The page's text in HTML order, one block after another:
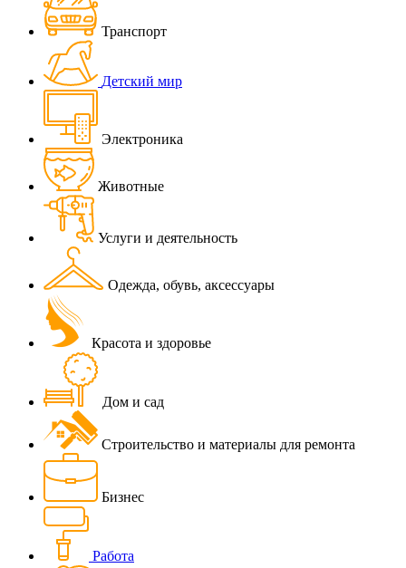
Транспорт
Детский мир
Электроника
Животные
Услуги и деятельность
Одежда, обувь, аксессуары
Красота и здоровье
Дом и сад
Строительство и материалы для ремонта
Бизнес
Работа